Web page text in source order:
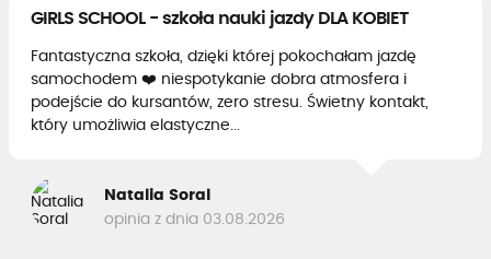
GIRLS SCHOOL - szkoła nauki jazdy DLA KOBIET
Fantastyczna szkoła, dzięki której pokochałam jazdę
samochodem ❤️ niespotykanie dobra atmosfera i
podejście do kursantów, zero stresu. Świetny kontakt,
który umożliwia elastyczne...
Natalia Soral
opinia z dnia 03.08.2026